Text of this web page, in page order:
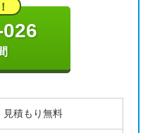
見積もり無料